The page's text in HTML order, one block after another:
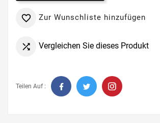
 Zur Wunschliste hinzufügen
 Vergleichen Sie dieses Produkt
Teilen Auf :